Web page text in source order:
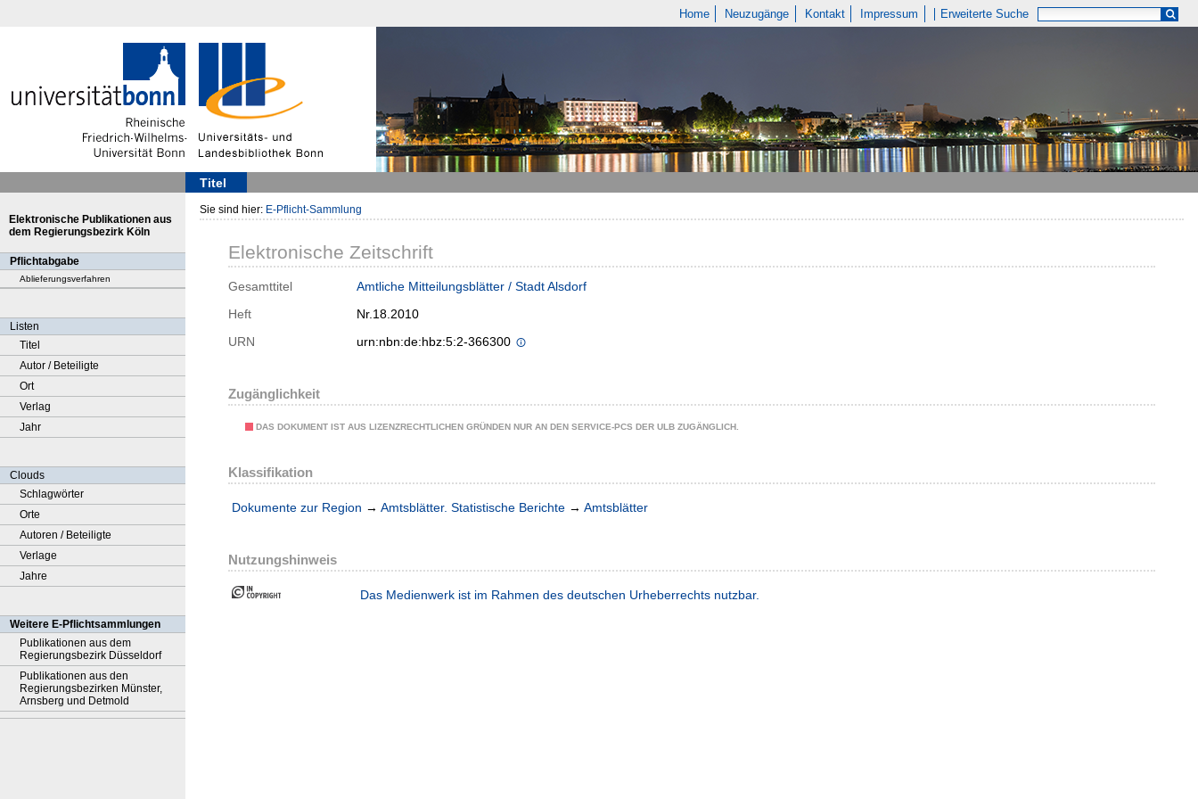
Home Neuzugänge Kontakt Impressum Erweiterte Suche
Titel
Elektronische Publikationen aus
dem Regierungsbezirk Köln
Pflichtabgabe
Ablieferungsverfahren
Listen
Titel
Autor / Beteiligte
Ort
Verlag
Jahr
Clouds
Schlagwörter
Orte
Autoren / Beteiligte
Verlage
Jahre
Weitere E-Pflichtsammlungen
Publikationen aus dem
Regierungsbezirk Düsseldorf
Publikationen aus den
Regierungsbezirken Münster,
Arnsberg und Detmold
Sie sind hier: E-Pflicht-Sammlung
Elektronische Zeitschrift
Gesamttitel
Amtliche Mitteilungsblätter / Stadt Alsdorf
Heft
Nr.18.2010
URN
urn:nbn:de:hbz:5:2-366300
Zugänglichkeit
DAS DOKUMENT IST AUS LIZENZRECHTLICHEN GRÜNDEN NUR AN DEN SERVICE-PCS DER ULB ZUGÄNGLICH.
Klassifikation
Dokumente zur Region → Amtsblätter. Statistische Berichte → Amtsblätter
Nutzungshinweis
Das Medienwerk ist im Rahmen des deutschen Urheberrechts nutzbar.